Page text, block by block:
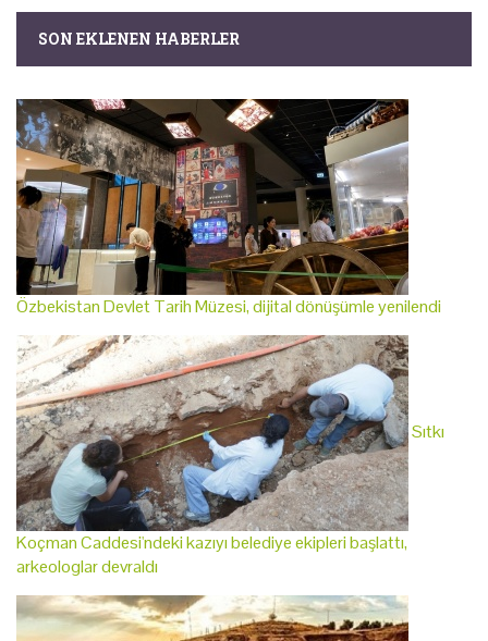
SON EKLENEN HABERLER
Özbekistan Devlet Tarih Müzesi, dijital dönüşümle yenilendi
Sıtkı
Koçman Caddesi'ndeki kazıyı belediye ekipleri başlattı,
arkeologlar devraldı